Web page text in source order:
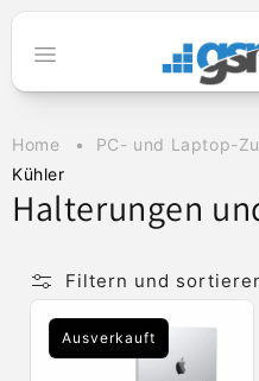
Direkt zum
Home PC- und Laptop-
Kühler
K
Halterungen
Filtern und
Ausverkauft